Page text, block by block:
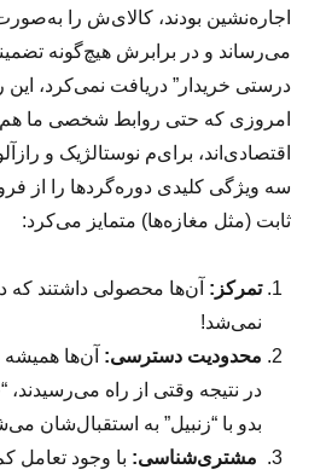
اجاره‌نشین بودند، کالای‌ش را
می‌رساند و در برابرش هیچ‌گونه
درستی خریدار” دریافت نمی‌کرد، این
امروزی که حتی روابط شخصی ما هم
اقتصادی‌اند، برای‌م نوستالژیک و
سه ویژگی کلیدی دوره‌گردها را از
ثابت (مثل مغازه‌ها) متمایز می‌کرد:
تمرکز: آن‌ها محصولی داشتند
نمی‌شد!
محدودیت دسترسی: آن‌ها
در نتیجه وقتی از راه می‌رسیدند،
بدو با “زنبیل” به استقبال‌شان
مشتری‌شناسی: با وجود تعامل